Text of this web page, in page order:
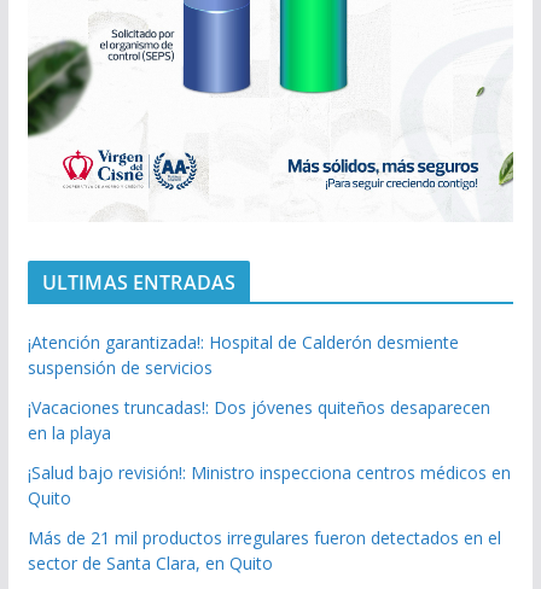
ULTIMAS ENTRADAS
¡Atención garantizada!: Hospital de Calderón desmiente
suspensión de servicios
¡Vacaciones truncadas!: Dos jóvenes quiteños desaparecen
en la playa
¡Salud bajo revisión!: Ministro inspecciona centros médicos en
Quito
Más de 21 mil productos irregulares fueron detectados en el
sector de Santa Clara, en Quito